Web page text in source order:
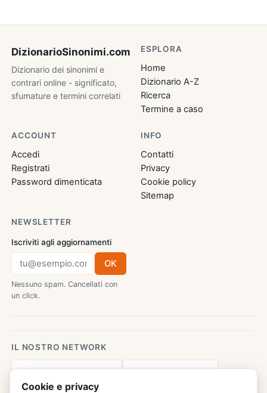
DizionarioSinonimi.com
Dizionario dei sinonimi e
contrari online - significato,
sfumature e termini correlati
ESPLORA
Home
Dizionario A-Z
Ricerca
Termine a caso
ACCOUNT
Accedi
Registrati
Password dimenticata
INFO
Contatti
Privacy
Cookie policy
Sitemap
NEWSLETTER
Iscriviti agli aggiornamenti
OK
Nessuno spam. Cancellati con
un click.
IL NOSTRO NETWORK
AforismiFamosi.com CalcioMercato.in
Cookie e privacy